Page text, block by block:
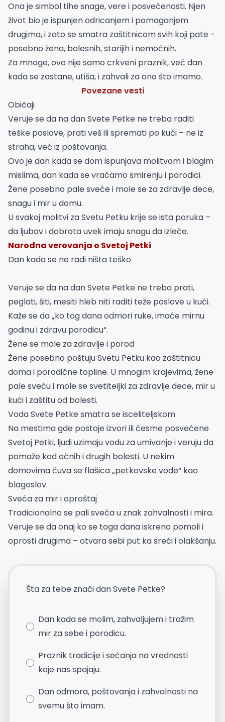
Ona je simbol tihe snage, vere i posvećenosti. Njen
život bio je ispunjen odricanjem i pomaganjem
drugima, i zato se smatra zaštitnicom svih koji pate -
posebno žena, bolesnih, starijih i nemoćnih.
Za mnoge, ovo nije samo crkveni praznik, već dan
kada se zastane, utiša, i zahvali za ono što imamo.
Povezane vesti
Običaji
Veruje se da na dan Svete Petke ne treba raditi
teške poslove, prati veš ili spremati po kući – ne iz
straha, već iz poštovanja.
Ovo je dan kada se dom ispunjava molitvom i blagim
mislima, dan kada se vraćamo smirenju i porodici.
Žene posebno pale sveće i mole se za zdravlje dece,
snagu i mir u domu.
U svakoj molitvi za Svetu Petku krije se ista poruka –
da ljubav i dobrota uvek imaju snagu da izleče.
Narodna verovanja o Svetoj Petki
Dan kada se ne radi ništa teško
Veruje se da na dan Svete Petke ne treba prati,
peglati, šiti, mesiti hleb niti raditi teže poslove u kući.
Kaže se da „ko tog dana odmori ruke, imaće mirnu
godinu i zdravu porodicu“.
Žene se mole za zdravlje i porod
Žene posebno poštuju Svetu Petku kao zaštitnicu
doma i porodične topline. U mnogim krajevima, žene
pale sveću i mole se svetiteljki za zdravlje dece, mir u
kući i zaštitu od bolesti.
Voda Svete Petke smatra se isceliteljskom
Na mestima gde postoje izvori ili česme posvećene
Svetoj Petki, ljudi uzimaju vodu za umivanje i veruju da
pomaže kod očnih i drugih bolesti. U nekim
domovima čuva se flašica „petkovske vode“ kao
blagoslov.
Sveća za mir i oproštaj
Tradicionalno se pali sveća u znak zahvalnosti i mira.
Veruje se da onaj ko se toga dana iskreno pomoli i
oprosti drugima – otvara sebi put ka sreći i olakšanju.
Šta za tebe znači dan Svete Petke?
Dan kada se molim, zahvaljujem i tražim
mir za sebe i porodicu.
Praznik tradicije i sećanja na vrednosti
koje nas spajaju.
Dan odmora, poštovanja i zahvalnosti na
svemu što imam.